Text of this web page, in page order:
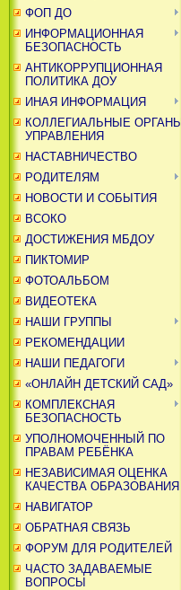
ФОП ДО
ИНФОРМАЦИОННАЯ
БЕЗОПАСНОСТЬ
АНТИКОРРУПЦИОННАЯ
ПОЛИТИКА ДОУ
ИНАЯ ИНФОРМАЦИЯ
КОЛЛЕГИАЛЬНЫЕ ОРГАНЫ
УПРАВЛЕНИЯ
НАСТАВНИЧЕСТВО
РОДИТЕЛЯМ
НОВОСТИ И СОБЫТИЯ
ВСОКО
ДОСТИЖЕНИЯ МБДОУ
ПИКТОМИР
ФОТОАЛЬБОМ
ВИДЕОТЕКА
НАШИ ГРУППЫ
РЕКОМЕНДАЦИИ
НАШИ ПЕДАГОГИ
«ОНЛАЙН ДЕТСКИЙ САД»
КОМПЛЕКСНАЯ
БЕЗОПАСНОСТЬ
УПОЛНОМОЧЕННЫЙ ПО
ПРАВАМ РЕБЁНКА
НЕЗАВИСИМАЯ ОЦЕНКА
КАЧЕСТВА ОБРАЗОВАНИЯ
НАВИГАТОР
ОБРАТНАЯ СВЯЗЬ
ФОРУМ ДЛЯ РОДИТЕЛЕЙ
ЧАСТО ЗАДАВАЕМЫЕ
ВОПРОСЫ